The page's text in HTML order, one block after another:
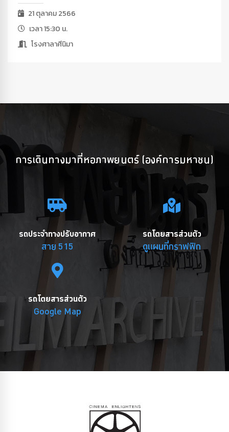
21 ตุลาคม 2566
เวลา 15:30 น.
โรงศาลาศีนิมา
การเดินทางมาที่หอภาพยนตร์ (องค์การมหาชน)
รถประจำทางปรับอากาศ
สาย 515
รถโดยสารส่วนตัว
ดูแผนที่กราฟฟิก
รถโดยสารส่วนตัว
Google Map